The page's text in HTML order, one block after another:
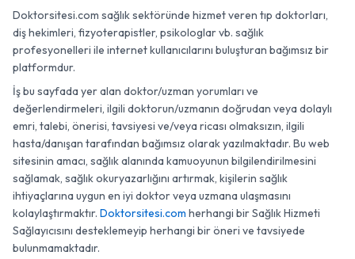
Doktorsitesi.com sağlık sektöründe hizmet veren tıp doktorları,
diş hekimleri, fizyoterapistler, psikologlar vb. sağlık
profesyonelleri ile internet kullanıcılarını buluşturan bağımsız bir
platformdur.
İş bu sayfada yer alan doktor/uzman yorumları ve
değerlendirmeleri, ilgili doktorun/uzmanın doğrudan veya dolaylı
emri, talebi, önerisi, tavsiyesi ve/veya ricası olmaksızın, ilgili
hasta/danışan tarafından bağımsız olarak yazılmaktadır. Bu web
sitesinin amacı, sağlık alanında kamuoyunun bilgilendirilmesini
sağlamak, sağlık okuryazarlığını artırmak, kişilerin sağlık
ihtiyaçlarına uygun en iyi doktor veya uzmana ulaşmasını
kolaylaştırmaktır. Doktorsitesi.com herhangi bir Sağlık Hizmeti
Sağlayıcısını desteklemeyip herhangi bir öneri ve tavsiyede
bulunmamaktadır.